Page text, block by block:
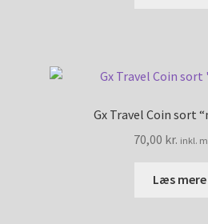
Gx Travel Coin sort
70,00 kr. inkl.
Læs mere